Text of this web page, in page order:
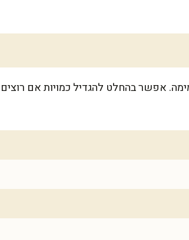
חמימה. אפשר בהחלט להגדיל כמויות אם